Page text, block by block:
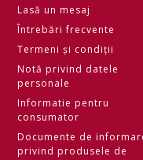
Lasă un mesaj
Întrebări frecvente
Termeni și condiții
Notă privind datele
personale
Informatie pentru
consumator
Documente de
privind produsele de